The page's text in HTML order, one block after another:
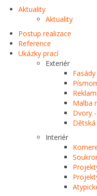
Aktuality
Aktuality
Postup realizace
Reference
Ukázky prací
Exteriér
Malba
Dvory
Interiér